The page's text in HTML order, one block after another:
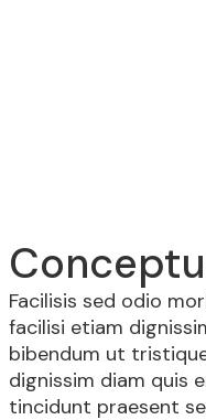
Facilisis sed odio
facilisi etiam
bibendum ut
dignissim diam quis
tincidunt praesent